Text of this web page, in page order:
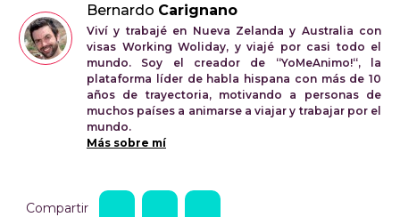
Bernardo Carignano
Viví y trabajé en Nueva Zelanda y Australia con
visas Working Woliday, y viajé por casi todo el
mundo. Soy el creador de “YoMeAnimo!“, la
plataforma líder de habla hispana con más de 10
años de trayectoria, motivando a personas de
muchos países a animarse a viajar y trabajar por el
mundo.
Más sobre mí
Compartir